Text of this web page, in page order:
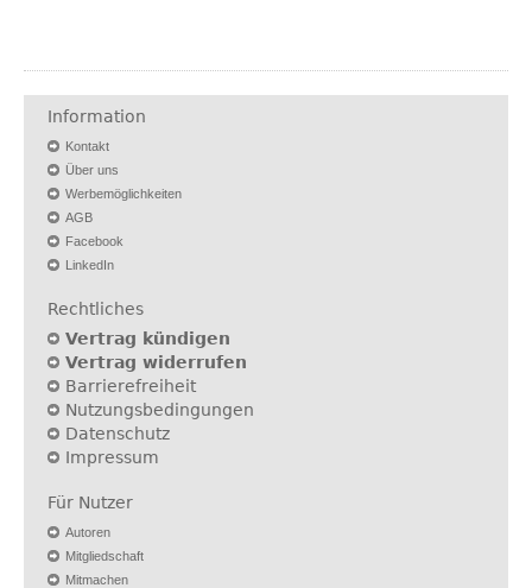
Information
Kontakt
Über uns
Werbemöglichkeiten
AGB
Facebook
LinkedIn
Rechtliches
Vertrag kündigen
Vertrag widerrufen
Barrierefreiheit
Nutzungsbedingungen
Datenschutz
Impressum
Für Nutzer
Autoren
Mitgliedschaft
Mitmachen